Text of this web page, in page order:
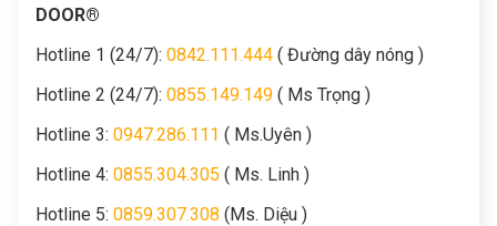
DOOR®
Hotline 1 (24/7): 0842.111.444 ( Đường dây nóng )
Hotline 2 (24/7): 0855.149.149 ( Ms Trọng )
Hotline 3: 0947.286.111 ( Ms.Uyên )
Hotline 4: 0855.304.305 ( Ms. Linh )
Hotline 5: 0859.307.308 (Ms. Diệu )